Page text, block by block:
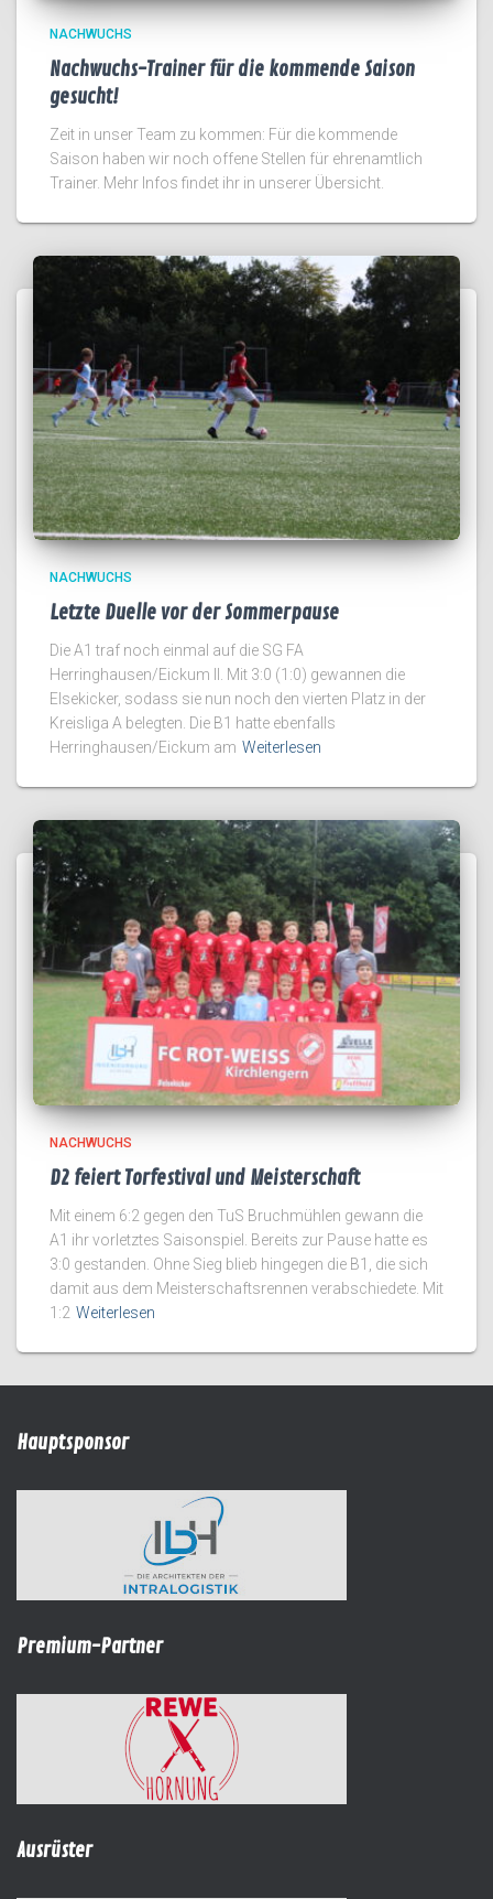
NACHWUCHS
Nachwuchs-Trainer für die kommende Saison
gesucht!
Zeit in unser Team zu kommen: Für die kommende
Saison haben wir noch offene Stellen für ehrenamtlich
Trainer. Mehr Infos findet ihr in unserer Übersicht.
NACHWUCHS
Letzte Duelle vor der Sommerpause
Die A1 traf noch einmal auf die SG FA
Herringhausen/Eickum II. Mit 3:0 (1:0) gewannen die
Elsekicker, sodass sie nun noch den vierten Platz in der
Kreisliga A belegten. Die B1 hatte ebenfalls
Herringhausen/Eickum am Weiterlesen
NACHWUCHS
D2 feiert Torfestival und Meisterschaft
Mit einem 6:2 gegen den TuS Bruchmühlen gewann die
A1 ihr vorletztes Saisonspiel. Bereits zur Pause hatte es
3:0 gestanden. Ohne Sieg blieb hingegen die B1, die sich
damit aus dem Meisterschaftsrennen verabschiedete. Mit
1:2 Weiterlesen
Hauptsponsor
Premium-Partner
Ausrüster